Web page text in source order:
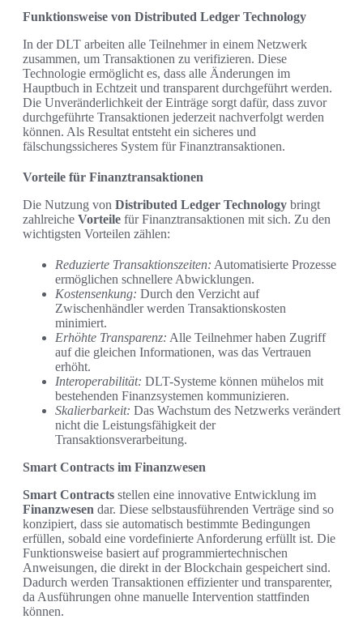
Funktionsweise von Distributed Ledger Technology
In der DLT arbeiten alle Teilnehmer in einem Netzwerk
zusammen, um Transaktionen zu verifizieren. Diese
Technologie ermöglicht es, dass alle Änderungen im
Hauptbuch in Echtzeit und transparent durchgeführt werden.
Die Unveränderlichkeit der Einträge sorgt dafür, dass zuvor
durchgeführte Transaktionen jederzeit nachverfolgt werden
können. Als Resultat entsteht ein sicheres und
fälschungssicheres System für Finanztransaktionen.
Vorteile für Finanztransaktionen
Die Nutzung von Distributed Ledger Technology bringt
zahlreiche Vorteile für Finanztransaktionen mit sich. Zu den
wichtigsten Vorteilen zählen:
Reduzierte Transaktionszeiten: Automatisierte Prozesse
ermöglichen schnellere Abwicklungen.
Kostensenkung: Durch den Verzicht auf
Zwischenhändler werden Transaktionskosten
minimiert.
Erhöhte Transparenz: Alle Teilnehmer haben Zugriff
auf die gleichen Informationen, was das Vertrauen
erhöht.
Interoperabilität: DLT-Systeme können mühelos mit
bestehenden Finanzsystemen kommunizieren.
Skalierbarkeit: Das Wachstum des Netzwerks verändert
nicht die Leistungsfähigkeit der
Transaktionsverarbeitung.
Smart Contracts im Finanzwesen
Smart Contracts stellen eine innovative Entwicklung im
Finanzwesen dar. Diese selbstausführenden Verträge sind so
konzipiert, dass sie automatisch bestimmte Bedingungen
erfüllen, sobald eine vordefinierte Anforderung erfüllt ist. Die
Funktionsweise basiert auf programmiertechnischen
Anweisungen, die direkt in der Blockchain gespeichert sind.
Dadurch werden Transaktionen effizienter und transparenter,
da Ausführungen ohne manuelle Intervention stattfinden
können.